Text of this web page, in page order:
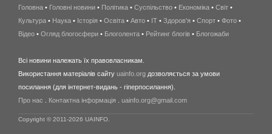
беспроводной
интернет
киев
wimax
в
Головна • Головні новини • Політика • Суспільство • Економіка • Світ •
Культура • Наука • Історія • Освіта • Авто • IT • Здоров'я • Спорт • Фото •
Відео • Огляд блогосфери • Блоголента • Рейтинг блогів • Блогожаби
Всі новини належать їх правовласникам.
Використання матеріалів сайту uainfo.org дозволяється за умови
посилання (для інтернет-видань - гіперпосилання).
Про нас
Контактна інформація uainfo.org@gmail.com
Copyright © 2011-2026 UAINFO.